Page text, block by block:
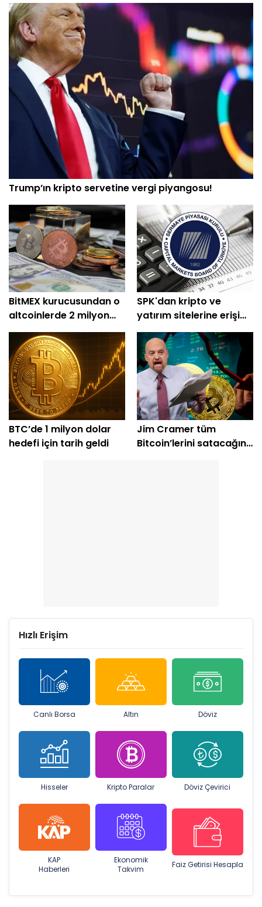
Trump’ın kripto servetine vergi piyangosu!
BitMEX kurucusundan o
altcoinlerde 2 milyon
dolarlık alım
SPK'dan kripto ve
yatırım sitelerine erişim
engeli
BTC’de 1 milyon dolar
hedefi için tarih geldi
Jim Cramer tüm
Bitcoin’lerini satacağını
Hızlı Erişim
Canlı Borsa Altın Döviz
Hisseler Kripto Paralar Döviz Çevirici
KAP
Haberleri
Ekonomik
Takvim
Faiz Getirisi Hesapla